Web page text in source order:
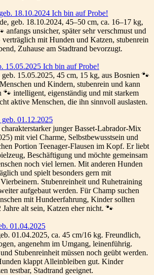
18.10.2024 Ich bin auf Probe!
geb. 18.10.2024, 45–50 cm, ca. 16–17 kg,
anfangs unsicher, später sehr verschmust und
mit Hunden und Katzen, stubenrein
Zuhause am Stadtrand bevorzugt.
15.05.2025 Ich bin auf Probe!
15.05.2025, 45 cm, 15 kg, aus Bosnien 🐾
und Kindern, stubenrein und kann
🐾 intelligent, eigenständig und mit starkem
aktive Menschen, die ihn sinnvoll auslasten.
01.12.2025
junger Basset-Labrador-Mix
mit viel Charme, Selbstbewusstsein und
Portion Teenager-Flausen im Kopf. Er liebt
Beschäftigung und möchte gemeinsam
noch viel lernen. Mit anderen Hunden
und spielt besonders gern mit
Stubenreinheit und Ruhetraining
aufgebaut werden. Für Champ suchen
mit Hundeerfahrung, Kinder sollten
Jahre alt sein, Katzen eher nicht. 🐾
01.04.2025
01.04.2025, ca. 45 cm/16 kg. Freundlich,
angenehm im Umgang, leinenführig.
Stubenreinheit müssen noch geübt werden.
klappt Alleinbleiben gut. Kinder
testbar, Stadtrand geeignet.